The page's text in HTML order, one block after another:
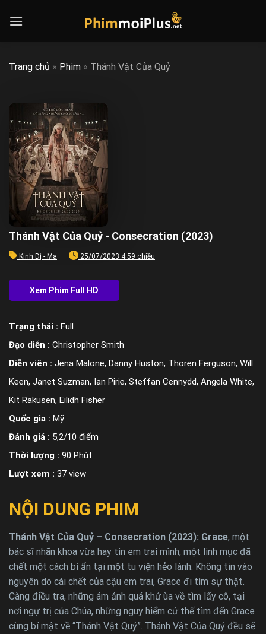
Trang chủ » Phim » Thánh Vật Của Quỷ
Thánh Vật Của Quỷ - Consecration (2023)
Kinh Dị - Ma 25/07/2023 4:59 chiều
Trạng thái : Full
Đạo diễn : Christopher Smith
Diễn viên : Jena Malone, Danny Huston, Thoren Ferguson, Will
Keen, Janet Suzman, Ian Pirie, Steffan Cennydd, Angela White,
Kit Rakusen, Eilidh Fisher
Quốc gia : Mỹ
Đánh giá : 5,2/10 điểm
Thời lượng : 90 Phút
Lượt xem : 37 view
NỘI DUNG PHIM
Thánh Vật Của Quỷ – Consecration (2023): Grace, một
bác sĩ nhãn khoa vừa hay tin em trai mình, một linh mục đã
chết một cách bí ẩn tại một tu viện hẻo lánh. Không tin vào
nguyên do cái chết của cậu em trai, Grace đi tìm sự thật.
Càng điều tra, những ám ảnh quá khứ ùa về tìm lấy cô, tại
nơi ngự trị của Chúa, những nguy hiểm cứ thế tìm đến Grace
cùng bí mật về “Thánh Vật Quỷ”. Thánh Vật Của Quỷ đều sẽ